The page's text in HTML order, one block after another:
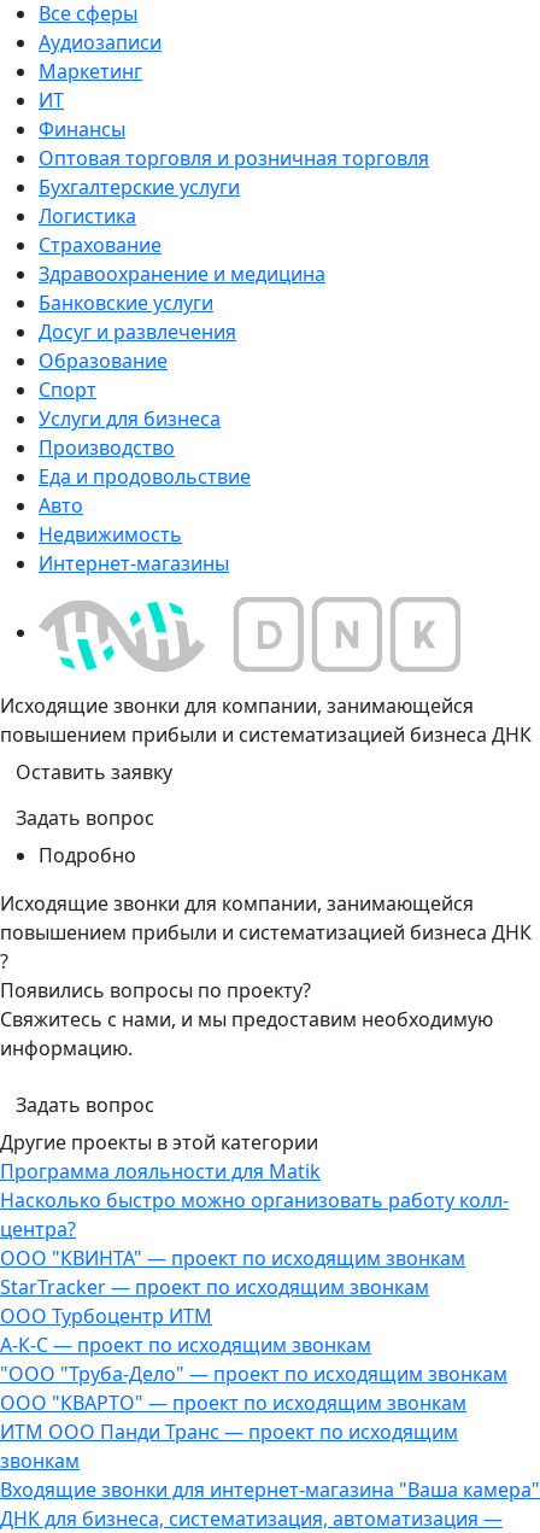
Все сферы
Аудиозаписи
Маркетинг
ИТ
Финансы
Оптовая торговля и розничная торговля
Бухгалтерские услуги
Логистика
Страхование
Здравоохранение и медицина
Банковские услуги
Досуг и развлечения
Образование
Спорт
Услуги для бизнеса
Производство
Еда и продовольствие
Авто
Недвижимость
Интернет-магазины
Исходящие звонки для компании, занимающейся
повышением прибыли и систематизацией бизнеса ДНК
Оставить заявку
Задать вопрос
Подробно
Исходящие звонки для компании, занимающейся
повышением прибыли и систематизацией бизнеса ДНК
?
Появились вопросы по проекту?
Свяжитесь с нами, и мы предоставим необходимую
информацию.
Задать вопрос
Другие проекты в этой категории
Программа лояльности для Matik
Насколько быстро можно организовать работу колл-
центра?
ООО "КВИНТА" — проект по исходящим звонкам
StarTracker — проект по исходящим звонкам
ООО Турбоцентр ИТМ
А-К-С — проект по исходящим звонкам
"ООО "Труба-Дело" — проект по исходящим звонкам
ООО "КВАРТО" — проект по исходящим звонкам
ИТМ ООО Панди Транс — проект по исходящим
звонкам
Входящие звонки для интернет-магазина "Ваша камера"
ДНК для бизнеса, систематизация, автоматизация —